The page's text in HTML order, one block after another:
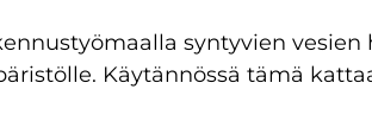
syntyvien
Käytännössä tämä